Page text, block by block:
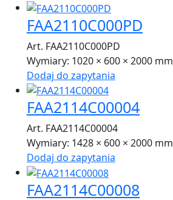
FAA2110C000PD
Art. FAA2110C000PD
Wymiary: 1020 × 600 × 2000 mm
Dodaj do zapytania
FAA2114C00004
Art. FAA2114C00004
Wymiary: 1428 × 600 × 2000 mm
Dodaj do zapytania
FAA2114C00008